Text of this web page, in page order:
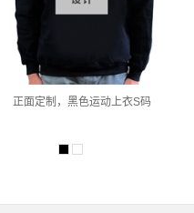
正面定制，黑色运动上衣S码